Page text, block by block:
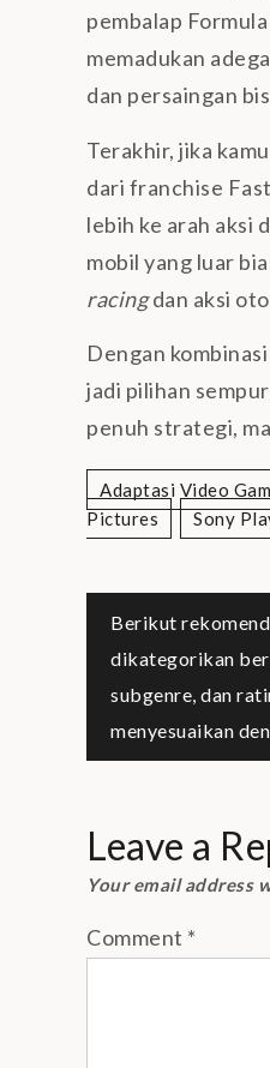
pembalap
memadukan
dan persaingan
Terakhir, jika
dari franchise
lebih ke arah aksi
mobil yang luar
racingdan aksi
Dengan
jadi pilihan
penuh strategi,
Adaptasi Video
Pictures
Sony
Post
Berikut
dikategorikan
subgenre, dan
menyesuaikan
Leave a
Your email address
Comment *